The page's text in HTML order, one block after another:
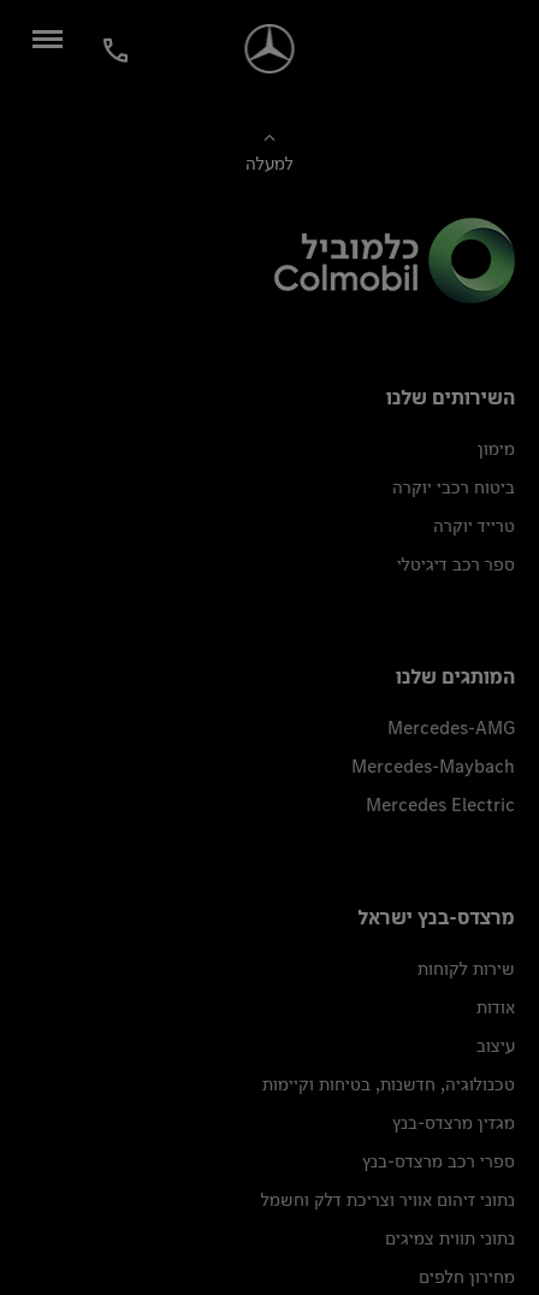
למעלה
השירותים שלנו
מימון
ביטוח רכבי יוקרה
טרייד יוקרה
ספר רכב דיגיטלי
המותגים שלנו
Mercedes-AMG
Mercedes-Maybach
Mercedes Electric
מרצדס-בנץ ישראל
שירות לקוחות
אודות
עיצוב
טכנולוגיה, חדשנות, בטיחות וקיימות
מגזין מרצדס-בנץ
ספרי רכב מרצדס-בנץ
נתוני זיהום אוויר וצריכת דלק וחשמל
נתוני תווית צמיגים
מחירון חלפים